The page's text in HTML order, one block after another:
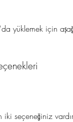
yüklemek için
seçeneğiniz